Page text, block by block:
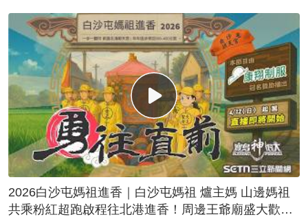
2026白沙屯媽祖進香｜白沙屯媽祖 爐主媽 山邊媽祖
共乘粉紅超跑啟程往北港進香！周邊王爺廟盛大歡